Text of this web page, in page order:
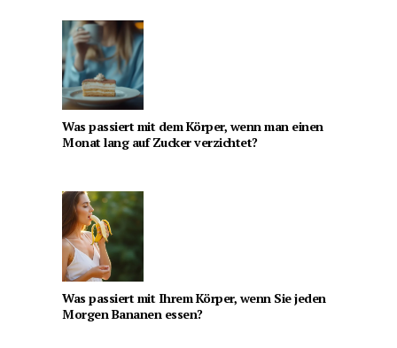
Was passiert mit dem Körper, wenn man einen
Monat lang auf Zucker verzichtet?
Was passiert mit Ihrem Körper, wenn Sie jeden
Morgen Bananen essen?